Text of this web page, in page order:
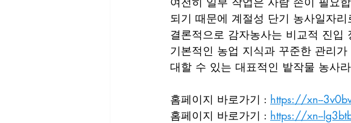
되기 때문에 계절성 단기 농사일자
결론적으로 감자농사는 비교적 진
기본적인 농업 지식과 꾸준한 관리
대할 수 있는 대표적인 밭작물 농사
홈페이지 바로가기 : https://xn--
홈페이지 바로가기 : https://xn--